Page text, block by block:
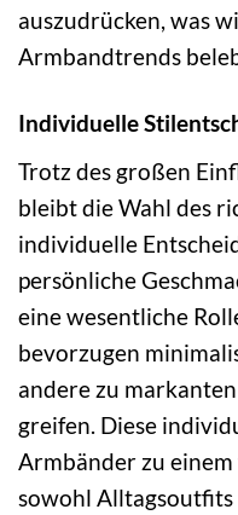
auszudrücken, was
Armbandtrends
Individuelle
Trotz des großen
bleibt die Wahl des
individuelle
persönliche
eine wesentliche
bevorzugen
andere zu
greifen. Diese
Armbänder zu
sowohl Alltagsoutfits